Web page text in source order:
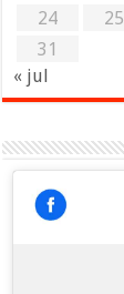
24
25
31
« jul